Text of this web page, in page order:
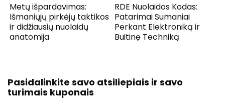
Metų išpardavimas:
Išmaniųjų pirkėjų taktikos
ir didžiausių nuolaidų
anatomija
RDE Nuolaidos Kodas:
Patarimai Sumaniai
Perkant Elektroniką ir
Buitinę Techniką
Pasidalinkite savo atsiliepiais ir savo
turimais kuponais